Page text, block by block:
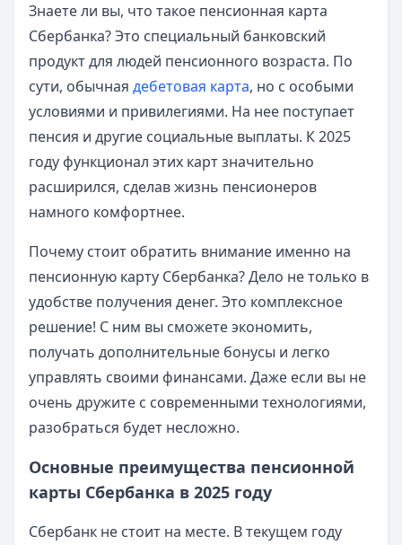
Знаете ли вы, что такое пенсионная карта
Сбербанка? Это специальный банковский
продукт для людей пенсионного возраста. По
сути, обычная дебетовая карта, но с особыми
условиями и привилегиями. На нее поступает
пенсия и другие социальные выплаты. К 2025
году функционал этих карт значительно
расширился, сделав жизнь пенсионеров
намного комфортнее.
Почему стоит обратить внимание именно на
пенсионную карту Сбербанка? Дело не только в
удобстве получения денег. Это комплексное
решение! С ним вы сможете экономить,
получать дополнительные бонусы и легко
управлять своими финансами. Даже если вы не
очень дружите с современными технологиями,
разобраться будет несложно.
Основные преимущества пенсионной
карты Сбербанка в 2025 году
Сбербанк не стоит на месте. В текущем году